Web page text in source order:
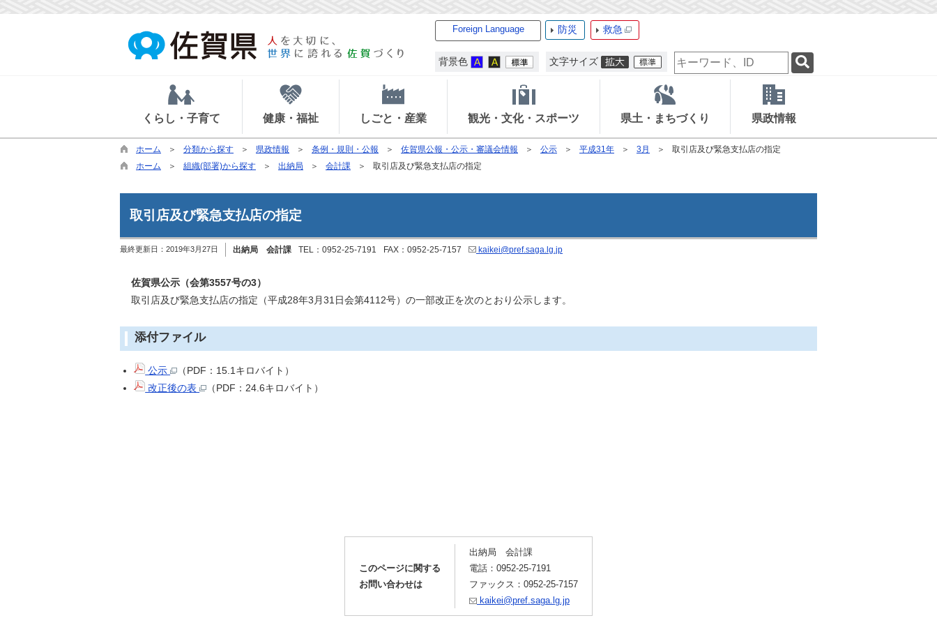
Foreign Language 防災 救急
背景色 文字サイズ
検
索
ー
ー
ド
くらし・子育て 健康・福祉 しごと・産業 観光・文化・スポーツ 県土・まちづくり 県政情報
ホーム 分類から探す 県政情報 条例・規則・公報 佐賀県公報・公示・審議会情報 公示 平成31年 3月
取引店及び緊急支払店の指定
ホーム
組織(部署)から探す 出納局 会計課 取引店及び緊急支払店の指定
取引店及び緊急支払店の指定
最終更新日： 2019年3月27日 出納局 会計課 TEL：0952-25-7191 FAX：0952-25-7157 kaikei@pref.saga.lg.jp
佐賀県公示（会第3557号の3）
取引店及び緊急支払店の指定（平成28年3月31日会第4112号）の一部改正を次のとおり公示します。
添付ファイル
公示
（PDF：15.1キロバイト）
改正後の表
（PDF：24.6キロバイト）
このページに関する
お問い合わせは
出納局 会計課
電話：0952-25-7191
ファックス：0952-25-7157
kaikei@pref.saga.lg.jp